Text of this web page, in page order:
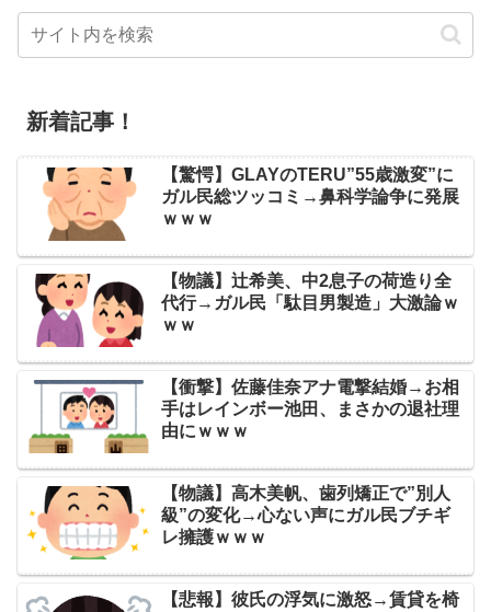
新着記事！
【驚愕】GLAYのTERU”55歳激変”に
ガル民総ツッコミ→鼻科学論争に発展
ｗｗｗ
【物議】辻希美、中2息子の荷造り全
代行→ガル民「駄目男製造」大激論ｗ
ｗｗ
【衝撃】佐藤佳奈アナ電撃結婚→お相
手はレインボー池田、まさかの退社理
由にｗｗｗ
【物議】高木美帆、歯列矯正で”別人
級”の変化→心ない声にガル民ブチギ
レ擁護ｗｗｗ
【悲報】彼氏の浮気に激怒→賃貸を椅